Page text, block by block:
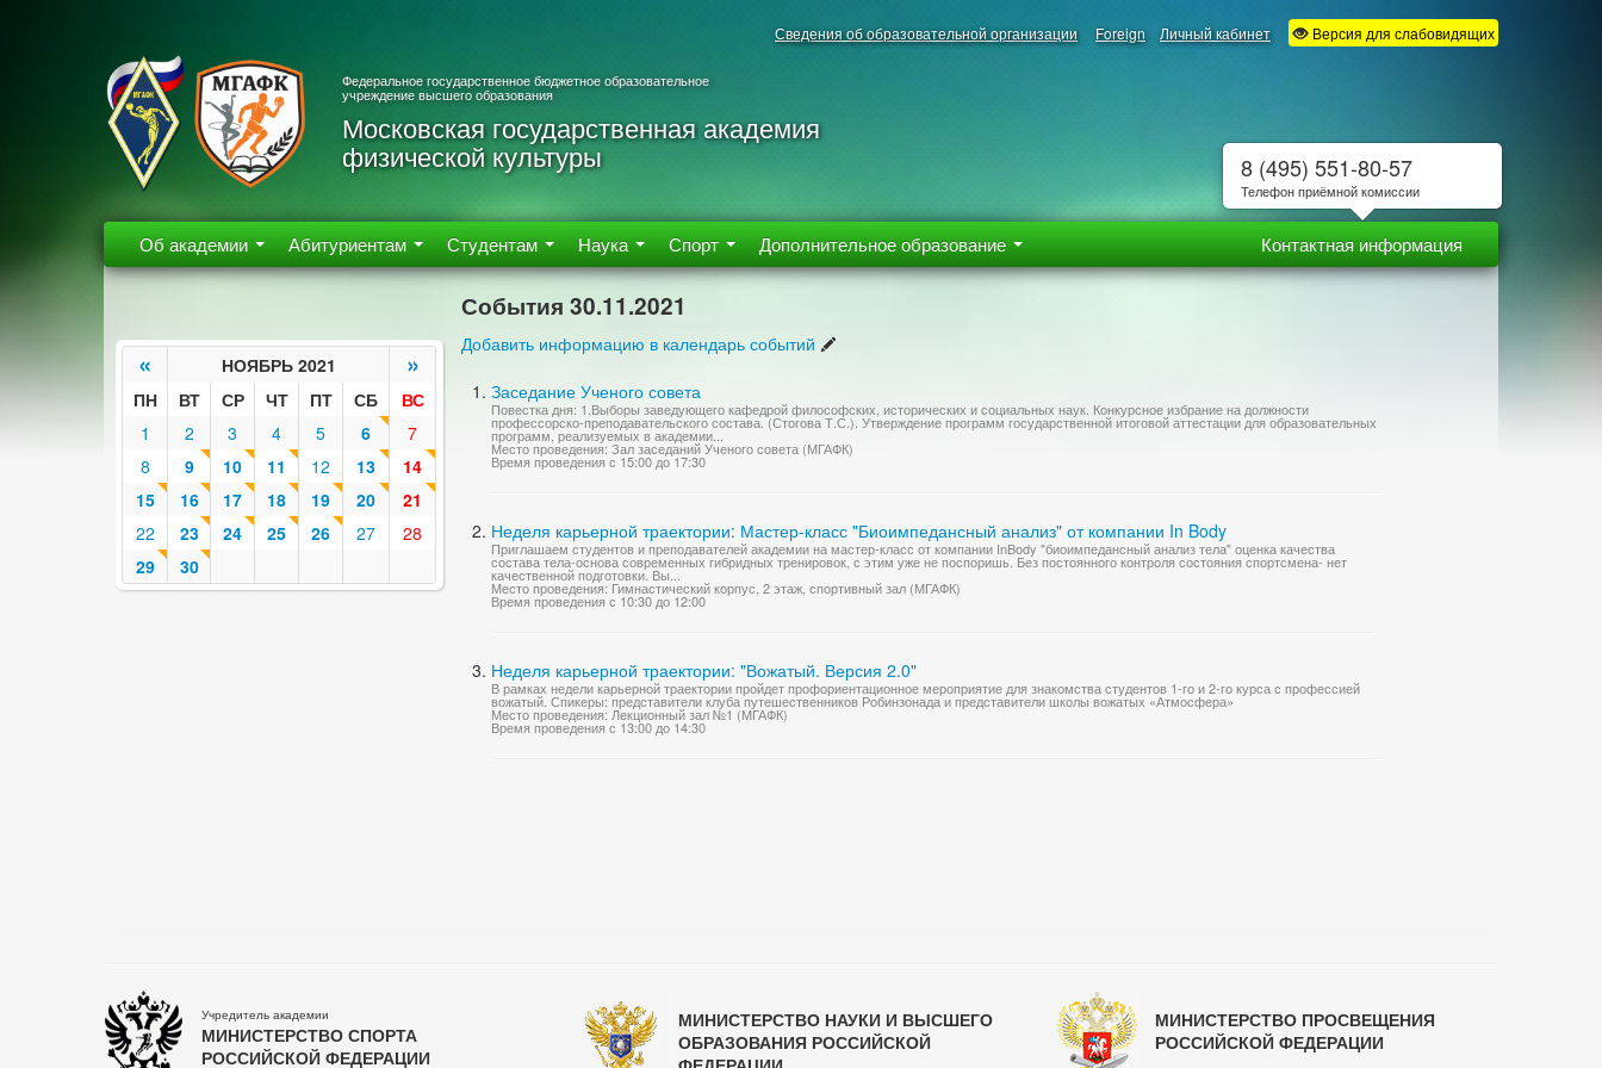
Сведения об образовательной организации Foreign Личный кабинет Версия для слабовидящих
Федеральное государственное бюджетное образовательное
учреждение высшего образования
Московская государственная академия
физической культуры
Об академии Абитуриентам Студентам Наука Спорт Дополнительное образование Контактная информация
« НОЯБРЬ 2021 »
ПН ВТ СР ЧТ ПТ СБ
ВС
1
2 3 4 5 6
7
8
9 10 11 12 13
14
15
16 17 18 19 20
21
22
23 24 25 26 27
28
29
30
События 30.11.2021
Добавить информацию в календарь событий
Заседание Ученого совета
Повестка дня: 1.Выборы заведующего кафедрой философских, исторических и социальных наук. Конкурсное избрание на должности
профессорско-преподавательского состава. (Стогова Т.С.). Утверждение программ государственной итоговой аттестации для образовательных
программ, реализуемых в академии...
Место проведения: Зал заседаний Ученого совета (МГАФК)
Время проведения с 15:00 до 17:30
Неделя карьерной траектории: Мастер-класс "Биоимпедансный анализ" от компании In Body
Приглашаем студентов и преподавателей академии на мастер-класс от компании InBody "биоимпедансный анализ тела" оценка качества
состава тела-основа современных гибридных тренировок, с этим уже не поспоришь. Без постоянного контроля состояния спортсмена- нет
качественной подготовки. Вы...
Место проведения: Гимнастический корпус, 2 этаж, спортивный зал (МГАФК)
Время проведения с 10:30 до 12:00
Неделя карьерной траектории: "Вожатый. Версия 2.0"
В рамках недели карьерной траектории пройдет профориентационное мероприятие для знакомства студентов 1-го и 2-го курса с профессией
вожатый. Спикеры: представители клуба путешественников Робинзонада и представители школы вожатых «Атмосфера»
Место проведения: Лекционный зал №1 (МГАФК)
Время проведения с 13:00 до 14:30
Учредитель академии
МИНИСТЕРСТВО СПОРТА
РОССИЙСКОЙ ФЕДЕРАЦИИ
МИНИСТЕРСТВО НАУКИ И ВЫСШЕГО
ОБРАЗОВАНИЯ РОССИЙСКОЙ
МИНИСТЕРСТВО ПРОСВЕЩЕНИЯ
РОССИЙСКОЙ ФЕДЕРАЦИИ
8 (495) 551-80-57
Телефон приёмной комиссии